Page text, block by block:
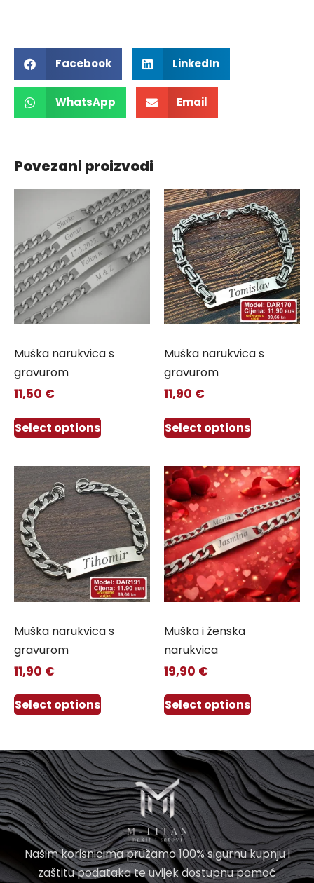
Facebook LinkedIn
WhatsApp Email
Povezani proizvodi
Muška narukvica s
gravurom
11,50 €
Select options
Muška narukvica s
gravurom
11,90 €
Select options
Muška narukvica s
gravurom
11,90 €
Select options
Muška i ženska
narukvica
19,90 €
Select options
Našim korisnicima pružamo 100% sigurnu kupnju i
zaštitu podataka te uvijek dostupnu pomoć